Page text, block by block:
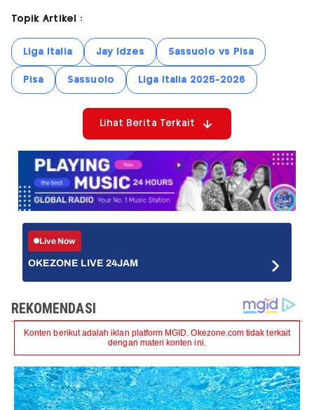
Topik Artikel :
Liga Italia Jay Idzes Sassuolo vs Pisa
Pisa Sassuolo Liga Italia 2025-2026
Lihat Berita Terkait
Live Now
OKEZONE LIVE 24JAM